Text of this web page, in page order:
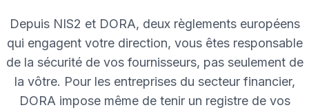
Depuis NIS2 et DORA, deux règlements européens
qui engagent votre direction, vous êtes responsable
de la sécurité de vos fournisseurs, pas seulement de
la vôtre. Pour les entreprises du secteur financier,
DORA impose même de tenir un registre de vos